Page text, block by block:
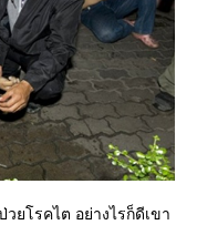
ยโรคไต อย่างไรก็ดีเขา